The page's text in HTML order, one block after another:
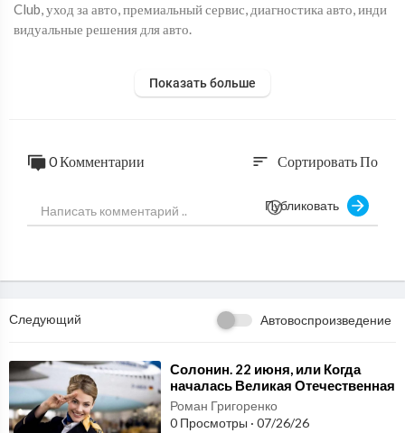
Club, уход за авто, премиальный сервис, диагностика авто, инди
видуальные решения для авто.
Telegram-канал:
📞 +7 993 694-93-93 (WhatsApp)
Показать больше
0 Комментарии sort Сортировать По
Публиковать
Следующий Автовоспроизведение
⁣Солонин. 22 июня, или Когда
началась Великая Отечественная
война (испанский) 5.mp3
Роман Григоренко
0 Просмотры · 07/26/26